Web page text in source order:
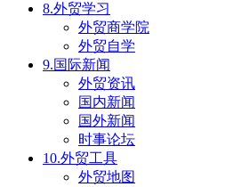
8.外贸学习
外贸商学院
外贸自学
9.国际新闻
外贸资讯
国内新闻
国外新闻
时事论坛
10.外贸工具
外贸地图